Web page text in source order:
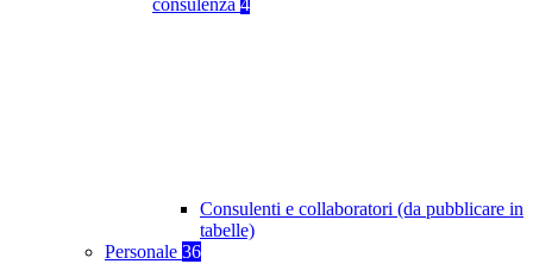
consulenza 4
Consulenti e collaboratori (da pubblicare in
tabelle)
Personale 36